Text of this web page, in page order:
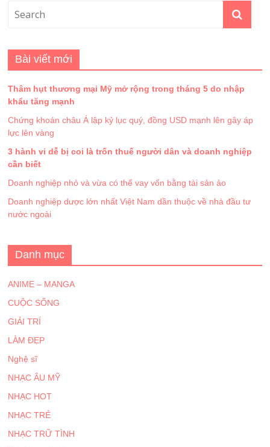
Bài viết mới
Thâm hụt thương mại Mỹ mở rộng trong tháng 5 do nhập
khẩu tăng mạnh
Chứng khoán châu Á lập kỷ lục quý, đồng USD mạnh lên gây áp
lực lên vàng
3 hành vi dễ bị coi là trốn thuế người dân và doanh nghiệp
cần biết
Doanh nghiệp nhỏ và vừa có thể vay vốn bằng tài sản ảo
Doanh nghiệp dược lớn nhất Việt Nam dần thuộc về nhà đầu tư
nước ngoài
Danh mục
ANIME – MANGA
CUỘC SỐNG
GIẢI TRÍ
LÀM ĐẸP
Nghệ sĩ
NHẠC ÂU MỸ
NHẠC HOT
NHẠC TRẺ
NHẠC TRỮ TÌNH